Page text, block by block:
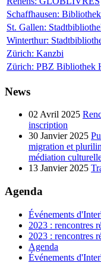
Schaffhausen:
St. Gallen:
Winterthur:
Zürich: Kanzbi
Zürich: PBZ Bibliothek
News
02 Avril 2025
inscription
30 Janvier 2025
migration et
médiation
13 Janvier 2025
Agenda
Événements
2023 : rencontres
2023 : rencontres
Agenda
Événements